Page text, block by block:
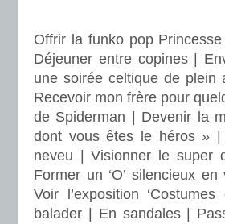
Offrir la funko pop
Déjeuner entre copines |
une soirée celtique de
Recevoir mon frère pour
de Spiderman | Devenir la
dont vous êtes le héros » |
neveu | Visionner le super
Former un ‘O’ silencieux
Voir l’exposition
balader | En sandales |